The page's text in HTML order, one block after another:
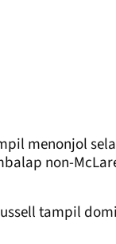
menonjol
non-
tampil